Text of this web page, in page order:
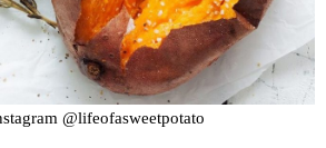
@lifeofasweetpotato